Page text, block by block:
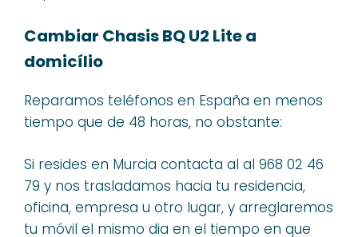
Cambiar Chasis BQ U2 Lite a
domicílio
Reparamos teléfonos en España en menos
tiempo que de 48 horas, no obstante:
Si resides en Murcia contacta al al 968 02 46
79 y nos trasladamos hacia tu residencia,
oficina, empresa u otro lugar, y arreglaremos
tu móvil el mismo dia en el tiempo en que